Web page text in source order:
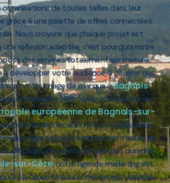
de toutes tailles dans leur
grâce à une palette de offres connectées
Nous croyons que chaque projet est
réflexion adaptée, c’est pourquoi notre
des services totalement sur mesure.
développer votre audience, à générer des
votre image de marque àBagnols-
Métropole européenne de
européenne de Bagnols-sur-
local et notre connaissance
régional, nous sommes en mesure de
efficaces, innovantes et surtout durables.
sur-Cèze, notre Agence marketing est
sa capacité à livrer des projets rapides,